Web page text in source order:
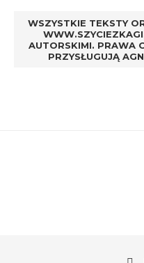
WSZYSTKIE TEKSTY
AUTORSKIMI. PRAWA
PRZYSŁUGUJĄ